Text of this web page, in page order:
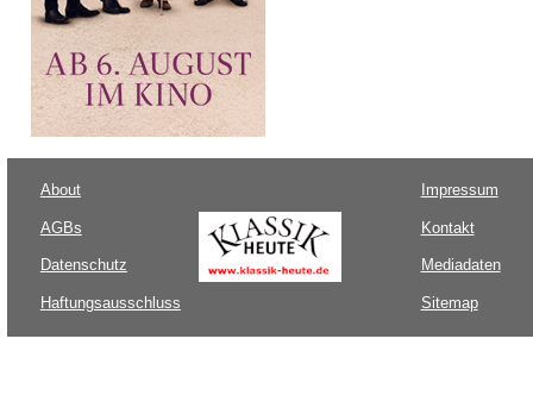
About
AGBs
Datenschutz
Haftungsausschluss
Impressum
Kontakt
Mediadaten
Sitemap